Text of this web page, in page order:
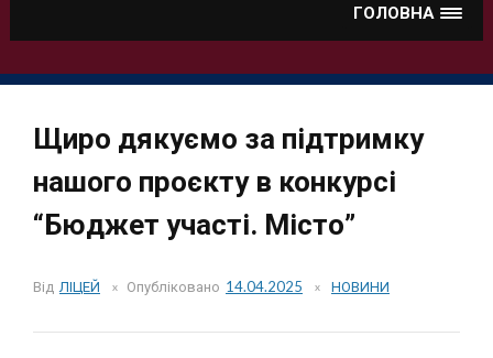
ГОЛОВНА
Щиро дякуємо за підтримку
нашого проєкту в конкурсі
“Бюджет участі. Місто”
Від ЛІЦЕЙ Опубліковано 14.04.2025 НОВИНИ